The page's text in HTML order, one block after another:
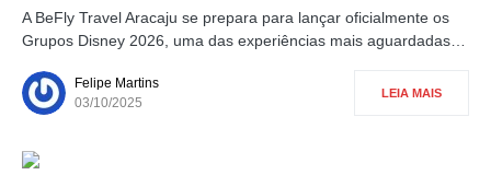
A BeFly Travel Aracaju se prepara para lançar oficialmente os
Grupos Disney 2026, uma das experiências mais aguardadas…
Felipe Martins
03/10/2025
LEIA MAIS